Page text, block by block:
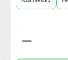
Produkt